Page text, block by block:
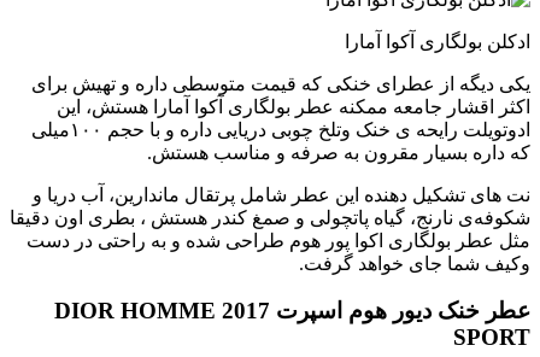
ادکلن بولگاری آکوا آمارا
یکی دیگه از عطرای خنکی که قیمت متوسطی داره و تهیش برای
اکثر اقشار جامعه ممکنه عطر بولگاری آکوا آمارا هستش، این
ادوتویلت رایحه ی خنک و‌تلخ چوبی دریایی داره و با حجم ۱۰۰میلی
که داره بسیار مقرون به صرفه و مناسب هستش.
نت های تشکیل دهنده این عطر شامل پرتقال ماندارین، آب دریا و
شکوفه‌ی نارنج، گیاه پاتچولی و صمغ کندر هستش ، بطری اون دقیقا
مثل عطر بولگاری اکوا پور هوم طراحی شده و به راحتی در دست
و‌کیف شما جای خواهد گرفت.
عطر خنک دیور هوم اسپرت 2017 DIOR HOMME
SPORT